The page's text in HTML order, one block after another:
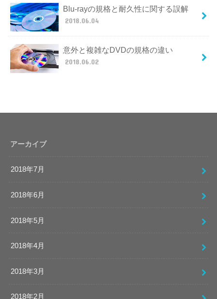
Blu-rayの規格と耐久性に関する誤解
2018.06.04
意外と複雑なDVDの規格の違い
2018.06.02
アーカイブ
2018年7月
2018年6月
2018年5月
2018年4月
2018年3月
2018年2月